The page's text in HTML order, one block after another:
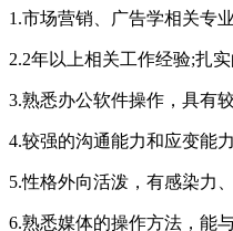
1.市场营销、广告学相关专业
2.2年以上相关工作经验;扎
3.熟悉办公软件操作，具有
4.较强的沟通能力和应变能
5.性格外向活泼，有感染力
6.熟悉媒体的操作方法，能